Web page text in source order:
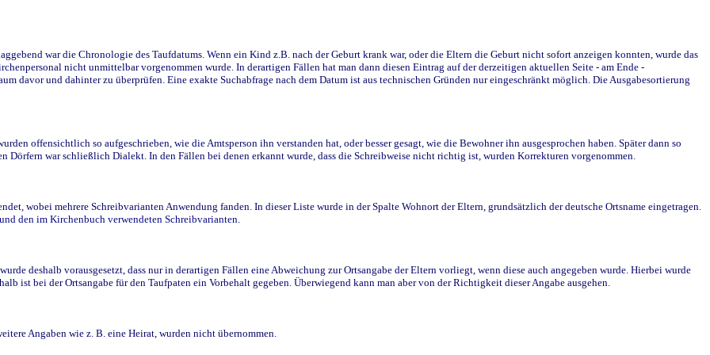
war die Chronologie des Taufdatums. Wenn ein Kind z.B. nach der Geburt krank war, oder die Eltern die Geburt nicht sofort anzeigen konnten, wurde das
nicht unmittelbar vorgenommen wurde. In derartigen Fällen hat man dann diesen Eintrag auf der derzeitigen aktuellen Seite - am Ende -
davor und dahinter zu überprüfen. Eine exakte Suchabfrage nach dem Datum ist aus technischen Gründen nur eingeschränkt möglich. Die Ausgabesortierung
offensichtlich so aufgeschrieben, wie die Amtsperson ihn verstanden hat, oder besser gesagt, wie die Bewohner ihn ausgesprochen haben. Später dann so
Dörfern war schließlich Dialekt. In den Fällen bei denen erkannt wurde, dass die Schreibweise nicht richtig ist, wurden Korrekturen vorgenommen.
wobei mehrere Schreibvarianten Anwendung fanden. In dieser Liste wurde in der Spalte Wohnort der Eltern, grundsätzlich der deutsche Ortsname eingetragen.
den im Kirchenbuch verwendeten Schreibvarianten.
deshalb vorausgesetzt, dass nur in derartigen Fällen eine Abweichung zur Ortsangabe der Eltern vorliegt, wenn diese auch angegeben wurde. Hierbei wurde
ist bei der Ortsangabe für den Taufpaten ein Vorbehalt gegeben. Überwiegend kann man aber von der Richtigkeit dieser Angabe ausgehen.
Angaben wie z. B. eine Heirat, wurden nicht übernommen.